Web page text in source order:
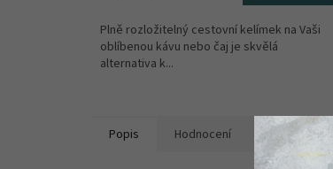
Plně rozložitelný cestovní kelímek na Vaši
oblíbenou kávu nebo čaj je skvělá
alternativa k...
Popis Hodnocení Diskuze